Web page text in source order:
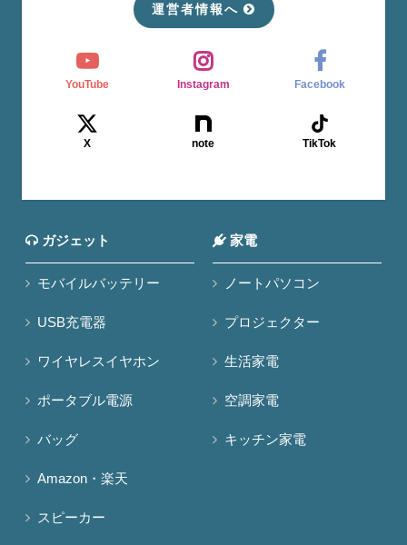
運営者情報へ
YouTube Instagram Facebook
X note TikTok
ガジェット
モバイルバッテリー
USB充電器
ワイヤレスイヤホン
ポータブル電源
バッグ
Amazon・楽天
スピーカー
家電
ノートパソコン
プロジェクター
生活家電
空調家電
キッチン家電